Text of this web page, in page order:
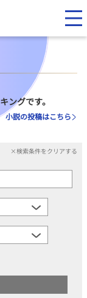
ングです。
小説の投稿はこちら
×検索条件をクリアする